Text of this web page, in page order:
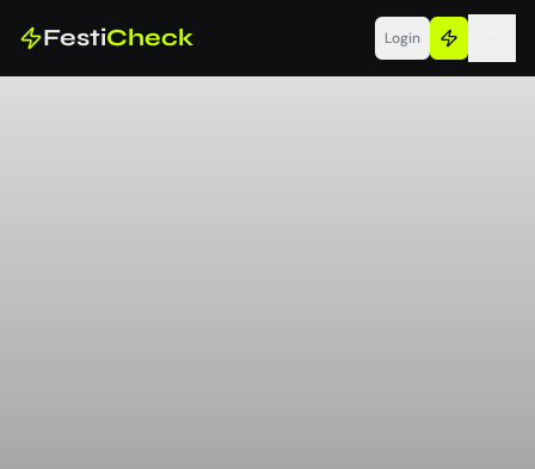
FestiCheck Login